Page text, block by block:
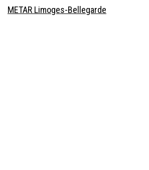
METAR Limoges-Bellegarde